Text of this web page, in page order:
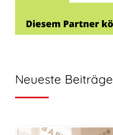
Neueste Beiträge